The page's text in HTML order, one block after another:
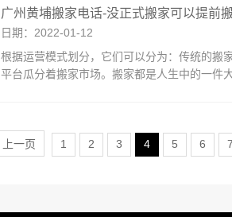
广州黄埔搬家电话-没正式搬家可以提前
日期：2022-01-12
根据运营模式划分，它们可以分为：传统的搬
平台瓜分着搬家市场。搬家都是人生中的一件
上一页 1 2 3 4 5 6 7